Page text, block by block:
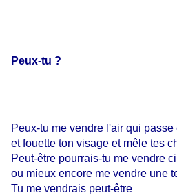
Peux-tu ?
Peux-tu me vendre l'air qui passe
et fouette ton visage et mêle tes
Peut-être pourrais-tu me vendre
ou mieux encore me vendre une
Tu me vendrais peut-être